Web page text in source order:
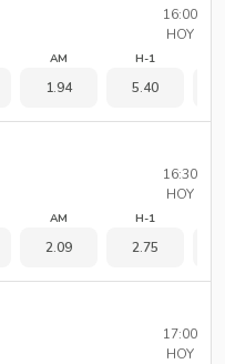
16:00
HOY
AM
1.94
H-1
5.40
16:30
HOY
AM
2.09
H-1
2.75
17:00
HOY